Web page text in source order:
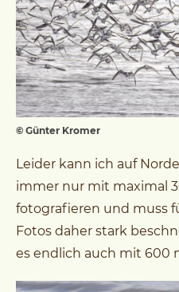
© Günter Kromer
Leider kann ich auf
immer nur mit maximal
fotografieren und muss
Fotos daher stark
es endlich auch mit 600